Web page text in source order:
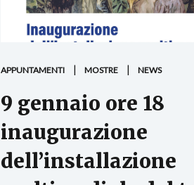
APPUNTAMENTI MOSTRE NEWS
9 gennaio ore 18
inaugurazione
dell’installazione